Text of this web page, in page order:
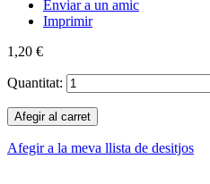
Enviar a un amic
Imprimir
1,20 €
Quantitat:
Afegir al carret
Afegir a la meva llista de desitjos